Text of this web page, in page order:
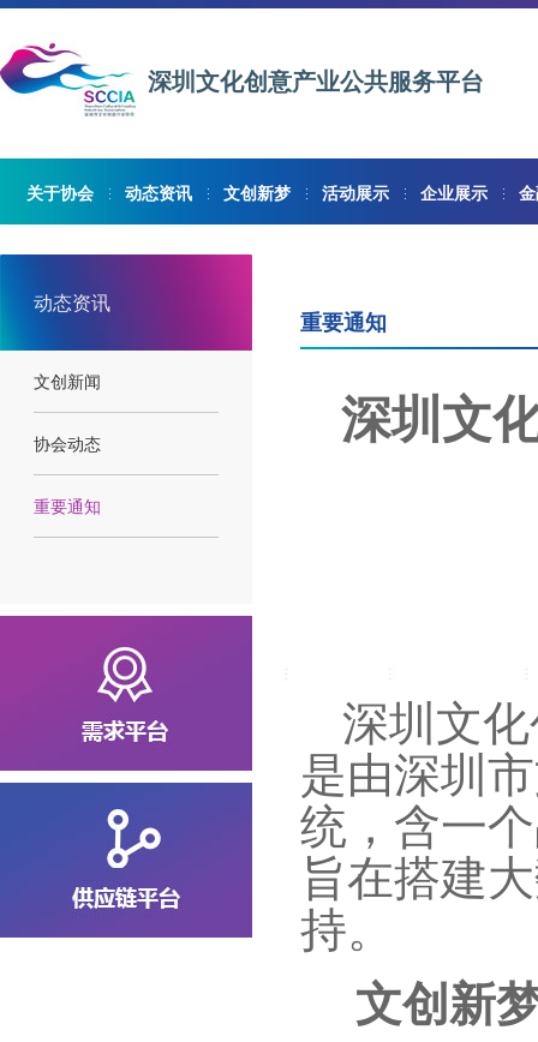
深圳文化创意产业公共服务平台
关于协会 动态资讯 文创新梦 活动展示 企业展示
动态资讯
文创新闻
协会动态
重要通知
重要通知
深圳文
深圳文
是由深圳
统，含一
旨在搭建
持。
文创新